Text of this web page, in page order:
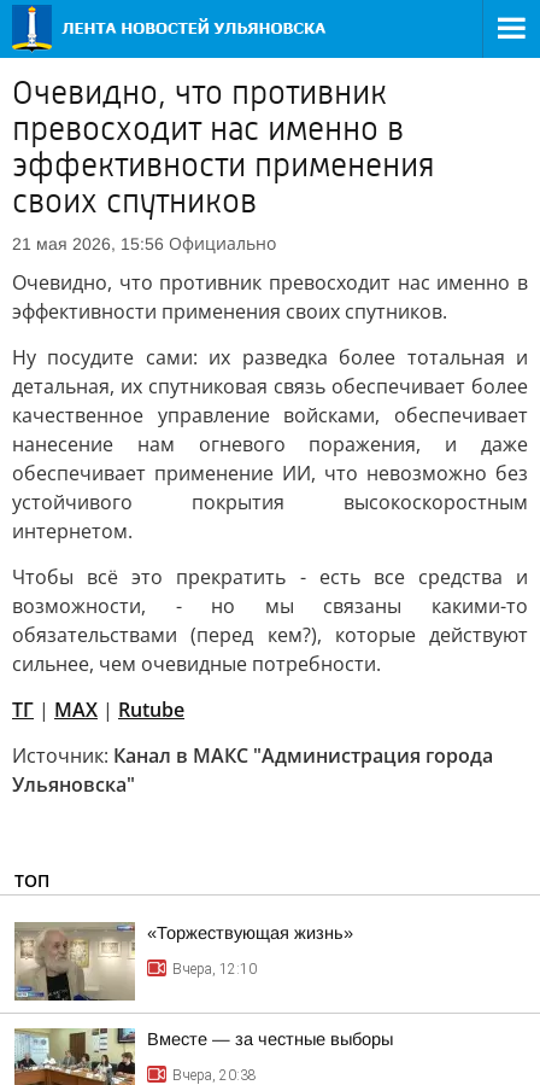
Очевидно, что противник
превосходит нас именно в
эффективности применения
своих спутников
21 мая 2026, 15:56 Официально
Очевидно, что противник превосходит нас именно в
эффективности применения своих спутников.
Ну посудите сами: их разведка более тотальная и
детальная, их спутниковая связь обеспечивает более
качественное управление войсками, обеспечивает
нанесение нам огневого поражения, и даже
обеспечивает применение ИИ, что невозможно без
устойчивого покрытия высокоскоростным
интернетом.
Чтобы всё это прекратить - есть все средства и
возможности, - но мы связаны какими-то
обязательствами (перед кем?), которые действуют
сильнее, чем очевидные потребности.
ТГ | МАХ | Rutube
Источник: Канал в МАКС "Администрация города
Ульяновска"
ТОП
«Торжествующая жизнь»
Вчера, 12:10
Вместе — за честные выборы
Вчера, 20:38